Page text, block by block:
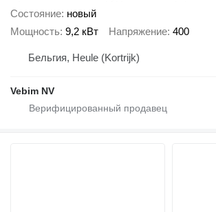
Состояние новый
Мощность 9,2 кВт Напряжение 400
Бельгия, Heule (Kortrijk)
Vebim NV